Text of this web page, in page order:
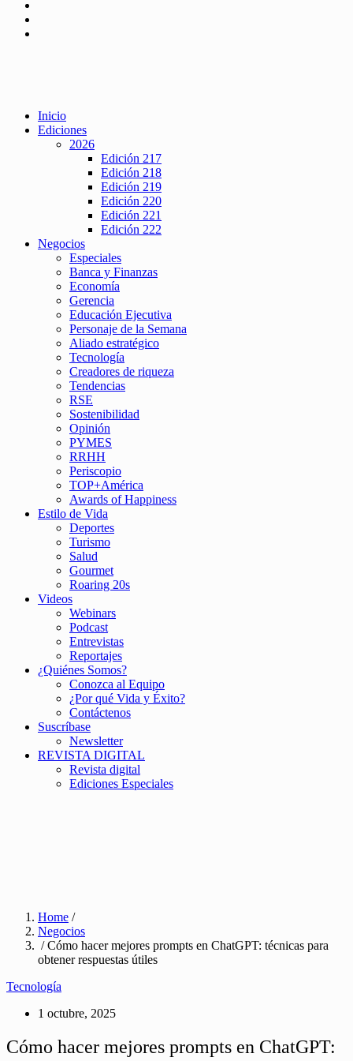
Inicio
Ediciones
2026
Edición 217
Edición 218
Edición 219
Edición 220
Edición 221
Edición 222
Negocios
Especiales
Banca y Finanzas
Economía
Gerencia
Educación Ejecutiva
Personaje de la Semana
Aliado estratégico
Tecnología
Creadores de riqueza
Tendencias
RSE
Sostenibilidad
Opinión
PYMES
RRHH
Periscopio
TOP+América
Awards of Happiness
Estilo de Vida
Deportes
Turismo
Salud
Gourmet
Roaring 20s
Videos
Webinars
Podcast
Entrevistas
Reportajes
¿Quiénes Somos?
Conozca al Equipo
¿Por qué Vida y Éxito?
Contáctenos
Suscríbase
Newsletter
REVISTA DIGITAL
Revista digital
Ediciones Especiales
Home /
Negocios
/ Cómo hacer mejores prompts en ChatGPT: técnicas para
obtener respuestas útiles
Tecnología
1 octubre, 2025
Cómo hacer mejores prompts en ChatGPT: